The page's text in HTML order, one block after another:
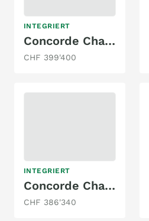
INTEGRIERT
Concorde Charisma 910 LSI
CHF 399'400
INTEGRIERT
Concorde Charisma 915 LSI
CHF 386'340